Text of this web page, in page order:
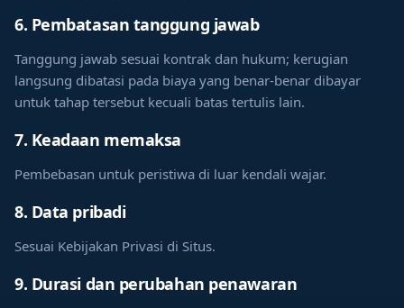
6. Pembatasan tanggung jawab
Tanggung jawab sesuai kontrak dan hukum; kerugian
langsung dibatasi pada biaya yang benar-benar dibayar
untuk tahap tersebut kecuali batas tertulis lain.
7. Keadaan memaksa
Pembebasan untuk peristiwa di luar kendali wajar.
8. Data pribadi
Sesuai Kebijakan Privasi di Situs.
9. Durasi dan perubahan penawaran